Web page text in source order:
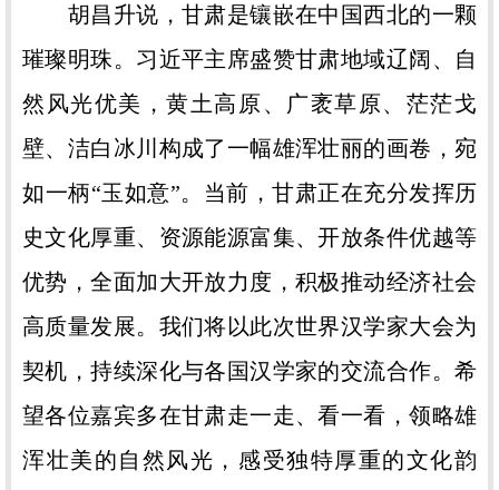
胡昌升说，甘肃是镶嵌在中国西北的一颗
璀璨明珠。习近平主席盛赞甘肃地域辽阔、自
然风光优美，黄土高原、广袤草原、茫茫戈
壁、洁白冰川构成了一幅雄浑壮丽的画卷，宛
如一柄“玉如意”。当前，甘肃正在充分发挥历
史文化厚重、资源能源富集、开放条件优越等
优势，全面加大开放力度，积极推动经济社会
高质量发展。我们将以此次世界汉学家大会为
契机，持续深化与各国汉学家的交流合作。希
望各位嘉宾多在甘肃走一走、看一看，领略雄
浑壮美的自然风光，感受独特厚重的文化韵